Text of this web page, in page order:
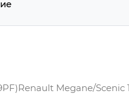
Megane/Scenic